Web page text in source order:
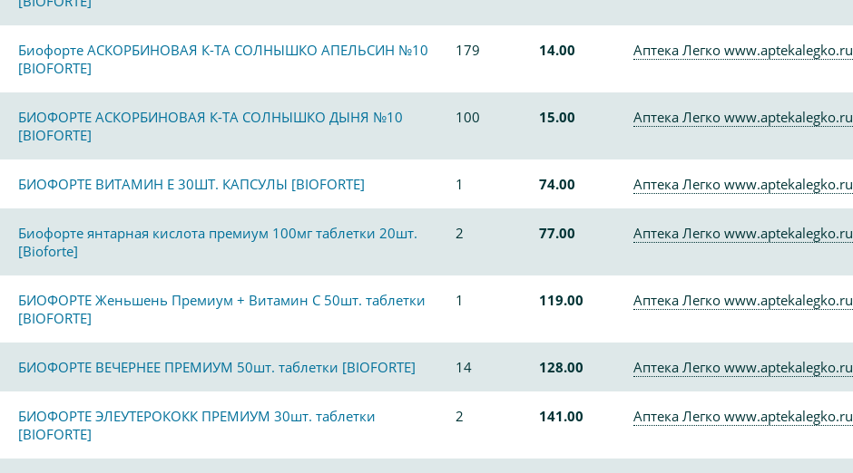
Биофорте АСКОРБИНОВАЯ К-ТА СОЛНЫШКО АПЕЛЬСИН №10
[BIOFORTE]
179 14.00 Аптека Легко www.aptekalegko.ru
БИОФОРТЕ АСКОРБИНОВАЯ К-ТА СОЛНЫШКО ДЫНЯ №10
[BIOFORTE]
100 15.00 Аптека Легко www.aptekalegko.ru
БИОФОРТЕ ВИТАМИН Е 30ШТ. КАПСУЛЫ [BIOFORTE] 1 74.00 Аптека Легко www.aptekalegko.ru
Биофорте янтарная кислота премиум 100мг таблетки 20шт.
[Bioforte]
2 77.00 Аптека Легко www.aptekalegko.ru
БИОФОРТЕ Женьшень Премиум + Витамин С 50шт. таблетки
[BIOFORTE]
1 119.00 Аптека Легко www.aptekalegko.ru
БИОФОРТЕ ВЕЧЕРНЕЕ ПРЕМИУМ 50шт. таблетки [BIOFORTE] 14 128.00 Аптека Легко www.aptekalegko.ru
БИОФОРТЕ ЭЛЕУТЕРОКОКК ПРЕМИУМ 30шт. таблетки
[BIOFORTE]
2 141.00 Аптека Легко www.aptekalegko.ru